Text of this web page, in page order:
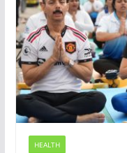
HEALTH